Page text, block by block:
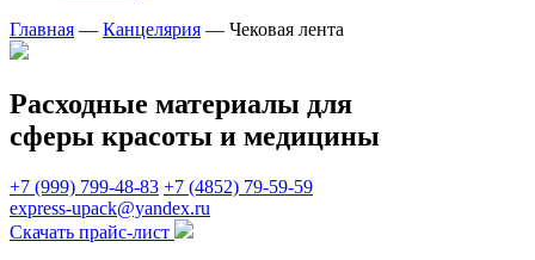
Главная — Канцелярия — Чековая лента
Расходные материалы для
сферы красоты и медицины
+7 (999) 799-48-83 +7 (4852) 79-59-59
express-upack@yandex.ru
Скачать прайс-лист